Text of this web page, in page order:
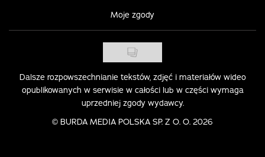
Moje zgody
Dalsze rozpowszechnianie tekstów, zdjęć i materiałów wideo
opublikowanych w serwisie w całości lub w części wymaga
uprzedniej zgody wydawcy.
© BURDA MEDIA POLSKA SP. Z O. O. 2026